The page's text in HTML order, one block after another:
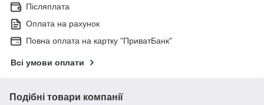
Післяплата
Оплата на рахунок
Повна оплата на картку "ПриватБанк"
Всі умови оплати
Подібні товари компанії